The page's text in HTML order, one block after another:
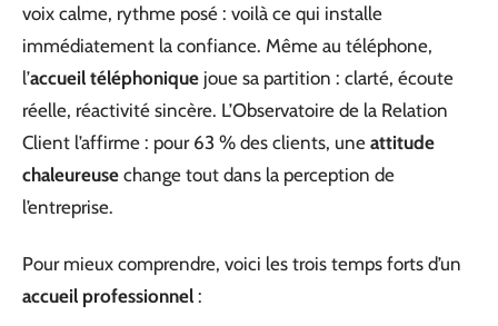
voix calme, rythme posé : voilà ce qui installe
immédiatement la confiance. Même au téléphone,
l’accueil téléphonique joue sa partition : clarté, écoute
réelle, réactivité sincère. L’Observatoire de la Relation
Client l’affirme : pour 63 % des clients, une attitude
chaleureuse change tout dans la perception de
l’entreprise.
Pour mieux comprendre, voici les trois temps forts d’un
accueil professionnel :